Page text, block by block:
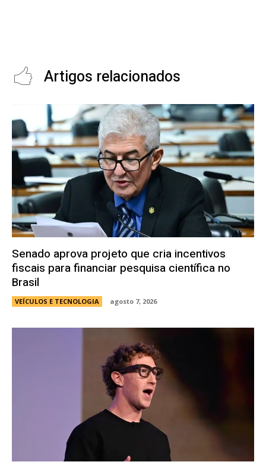
Artigos relacionados
Senado aprova projeto que cria incentivos
fiscais para financiar pesquisa científica no
Brasil
VEÍCULOS E TECNOLOGIA agosto 7, 2026